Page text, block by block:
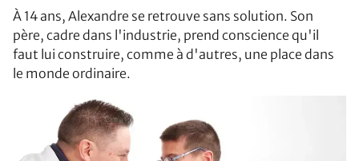
À 14 ans, Alexandre se retrouve sans solution. Son
père, cadre dans l'industrie, prend conscience qu'il
faut lui construire, comme à d'autres, une place dans
le monde ordinaire.